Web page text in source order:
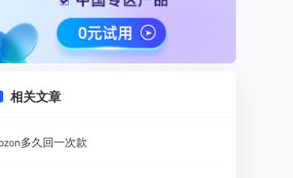
相关文章
ozon多久回一次款